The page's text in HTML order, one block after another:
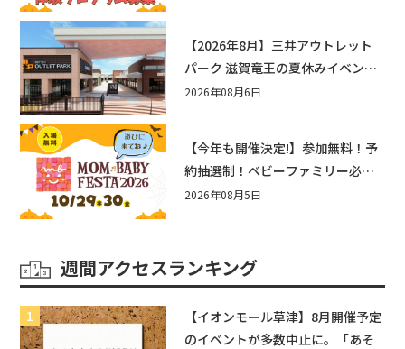
【2026年8月】三井アウトレット
パーク 滋賀竜王の夏休みイベント
まとめ！びしょぬれ水あそび・激
2026年08月6日
【今年も開催決定!】参加無料！予
約抽選制！ベビーファミリー必見
☆入場無料☆10/29(木)30(金)ママ
2026年08月5日
週間アクセスランキング
【イオンモール草津】8月開催予定
のイベントが多数中止に。「あそ